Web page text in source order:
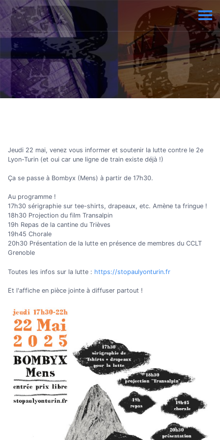
Jeudi 22 mai, venez vous informer et soutenir la lutte contre le 2e
Lyon-Turin (et oui car une ligne de train existe déjà !)
Ça se passe à Bombyx (Mens) à partir de 17h30.
Au programme !
17h30 sérigraphie sur tee-shirts, drapeaux, etc. Amène ta fringue !
18h30 Projection du film Transalpin
19h Repas de la cantine du Trièves
19h45 Chorale
20h30 Présentation de la lutte en présence de membres du CCLT
Grenoble
Toutes les infos sur la lutte : https://stopaulyonturin.fr
Et l'affiche en pièce jointe à diffuser partout !